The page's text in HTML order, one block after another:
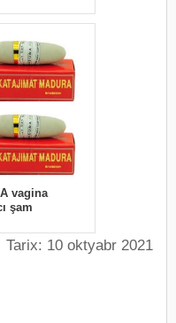
10 oktyabr 2021